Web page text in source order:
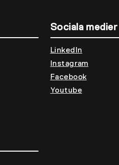
Sociala medier
LinkedIn
Instagram
Facebook
Youtube